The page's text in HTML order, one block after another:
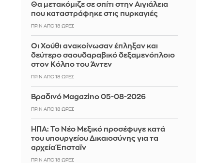
Θα μετακόμιζε σε σπίτι στην Αιγιάλεια
που καταστράφηκε στις πυρκαγιές
ΠΡΙΝ ΑΠΌ 18 ΏΡΕΣ
Οι Χούθι ανακοίνωσαν έπληξαν και
δεύτερο σαουδαραβικό δεξαμενόπλοιο
στον Κόλπο του Άντεν
ΠΡΙΝ ΑΠΌ 18 ΏΡΕΣ
Βραδινό Magazino 05-08-2026
ΠΡΙΝ ΑΠΌ 18 ΏΡΕΣ
ΗΠΑ: Το Νέο Μεξικό προσέφυγε κατά
του υπουργείου Δικαιοσύνης για τα
αρχεία Έπσταϊν
ΠΡΙΝ ΑΠΌ 18 ΏΡΕΣ